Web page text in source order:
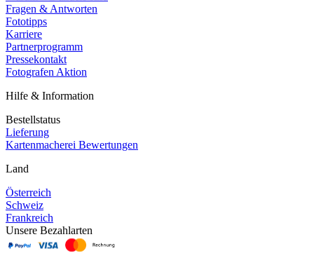
Fragen & Antworten
Fototipps
Karriere
Partnerprogramm
Pressekontakt
Fotografen Aktion
Hilfe & Information
Bestellstatus
Lieferung
Kartenmacherei Bewertungen
Land
Österreich
Schweiz
Frankreich
Unsere Bezahlarten